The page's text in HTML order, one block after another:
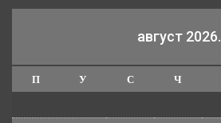
август 2026.
П У С Ч